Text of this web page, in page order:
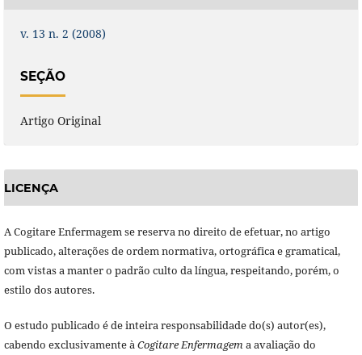
v. 13 n. 2 (2008)
SEÇÃO
Artigo Original
LICENÇA
A Cogitare Enfermagem se reserva no direito de efetuar, no artigo
publicado, alterações de ordem normativa, ortográfica e gramatical,
com vistas a manter o padrão culto da língua, respeitando, porém, o
estilo dos autores.
O estudo publicado é de inteira responsabilidade do(s) autor(es),
cabendo exclusivamente àCogitare Enfermagema avaliação do